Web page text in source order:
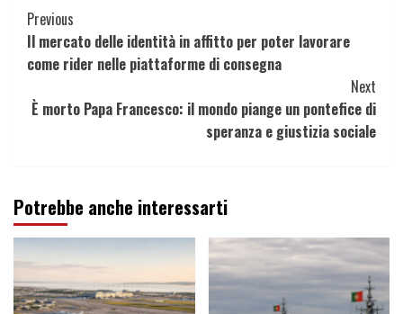
Continue
Reading
Previous
Il mercato delle identità in affitto per poter lavorare
come rider nelle piattaforme di consegna
Next
È morto Papa Francesco: il mondo piange un pontefice di
speranza e giustizia sociale
Potrebbe anche interessarti